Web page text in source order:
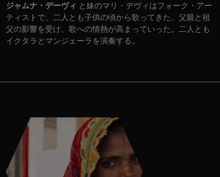
ジャムナ・デーヴィ と妹のマリ・デヴィはフォーク・アー
ティストで、二人とも子供の頃から歌ってきた。父親と祖
父の影響を受け、歌への情熱が高まっていった。二人とも
イクタラとマンジェーラを演奏する。